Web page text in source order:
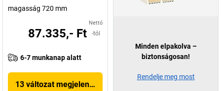
magasság 720 mm
Nettó
87.335,- Ft -tól
6-7 munkanap alatt
13 változat megjelenítése
Minden elpakolva –
biztonságosan!
Rendelje meg most